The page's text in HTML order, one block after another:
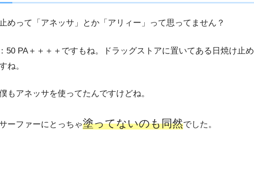
めって「アネッサ」とか「アリィー」って思ってません？
50 PA＋＋＋＋ですもね。ドラッグストアに置いてある日焼け止め
ね。
もアネッサを使ってたんですけどね。
ーファーにとっちゃ塗ってないのも同然でした。